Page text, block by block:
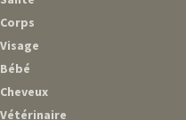
Corps
Visage
Bébé
Cheveux
Vétérinaire